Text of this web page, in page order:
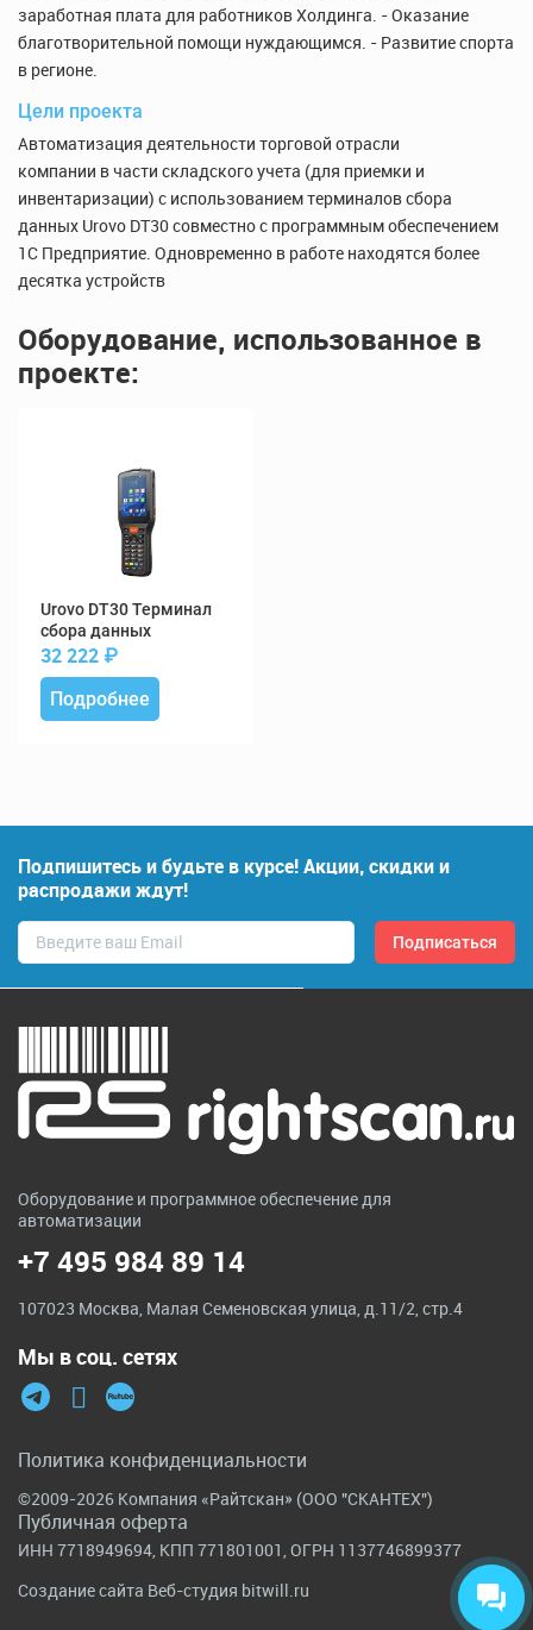
заработная плата для работников Холдинга. - Оказание
благотворительной помощи нуждающимся. - Развитие спорта
в регионе.
Цели проекта
Автоматизация деятельности торговой отрасли
компании в части складского учета (для приемки и
инвентаризации) с использованием терминалов сбора
данных Urovo DT30 совместно с программным обеспечением
1С Предприятие. Одновременно в работе находятся более
десятка устройств
Оборудование, использованное в
проекте:
DT30 Терминал
сбора данных
32 222 ₽
Подробнее
Подпишитесь и будьте в курсе! Акции, скидки и
распродажи ждут!
Оборудование и программное обеспечение для
автоматизации
+7 495 984 89 14
107023 Москва, Малая Семеновская улица, д.11/2, стр.4
Мы в соц. сетях
©2009-2026 Компания «Райтскан» (ООО "СКАНТЕХ")
Политика конфиденциальности
ИНН 7718949694, КПП 771801001, ОГРН 1137746899377
Публичная оферта
Создание сайта Веб-студия bitwill.ru